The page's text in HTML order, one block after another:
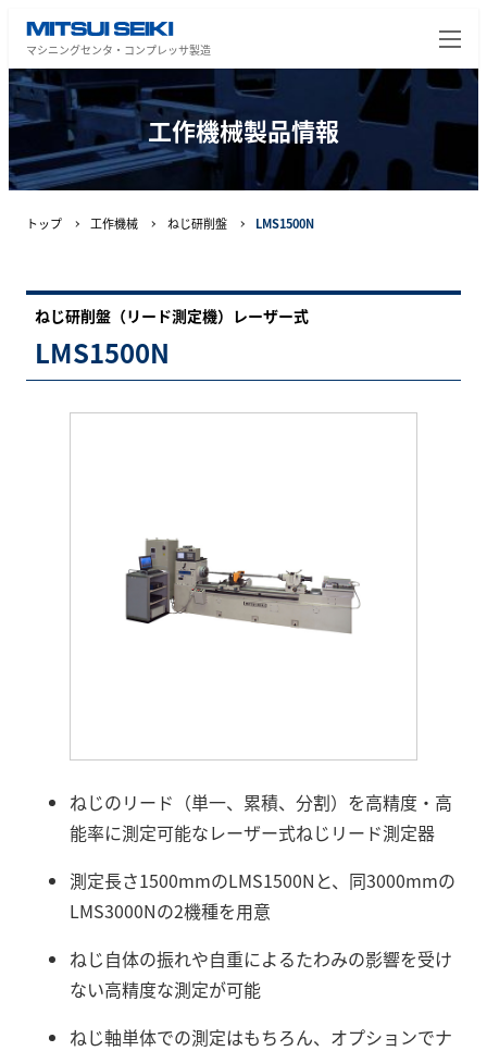
マシニングセンタ・コンプレッサ製造
工作機械製品情報
トップ 工作機械 ねじ研削盤 LMS1500N
ねじ研削盤（リード測定機）レーザー式
LMS1500N
ねじのリード（単一、累積、分割）を高精度・高
能率に測定可能なレーザー式ねじリード測定器
測定長さ1500mmのLMS1500Nと、同3000mmの
LMS3000Nの2機種を用意
ねじ自体の振れや自重によるたわみの影響を受け
ない高精度な測定が可能
ねじ軸単体での測定はもちろん、オプションでナ